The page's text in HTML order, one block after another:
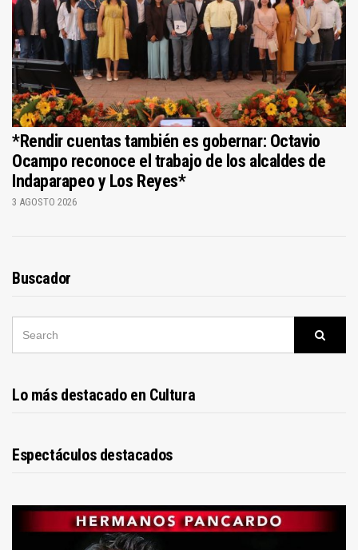
*Rendir cuentas también es gobernar: Octavio
Ocampo reconoce el trabajo de los alcaldes de
Indaparapeo y Los Reyes*
3 AGOSTO 2026
Buscador
Lo más destacado en Cultura
Espectáculos destacados